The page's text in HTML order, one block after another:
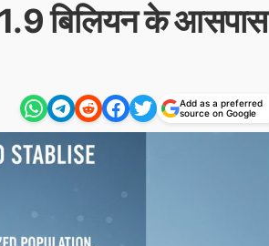
बिलियन के आसपास
Add as a preferred
source on Google